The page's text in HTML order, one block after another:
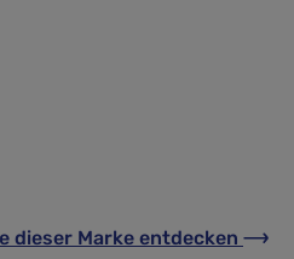
dieser Marke entdecken